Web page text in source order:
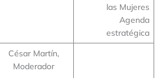
las Mujeres
Agenda
estratégica
César Martín,
Moderador